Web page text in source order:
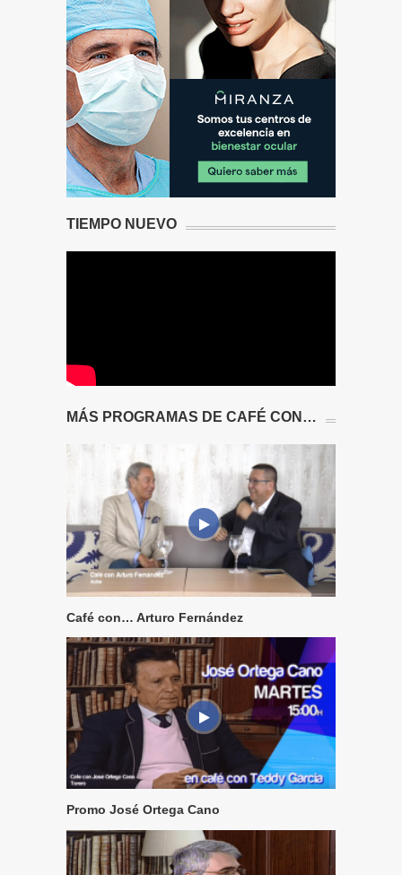
TIEMPO NUEVO
MÁS PROGRAMAS DE CAFÉ CON…
Café con… Arturo Fernández
Promo José Ortega Cano